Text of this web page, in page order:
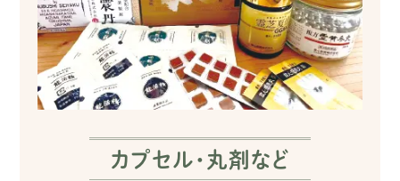
カプセル・丸剤など